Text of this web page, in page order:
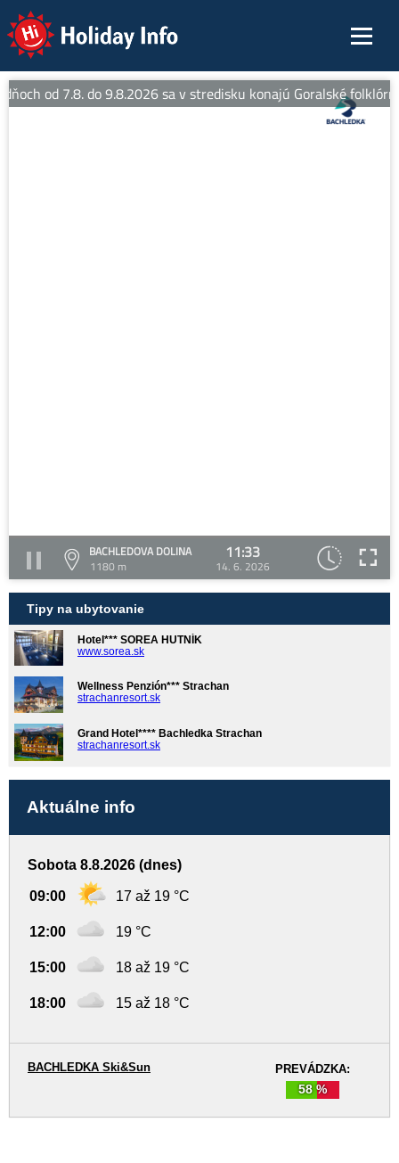
Holiday Info
od 7.8. do 9.8.2026 sa v stredisku konajú Goralské
BACHLEDOVA DOLINA
1180 m
11:33
14. 6. 2026
Tipy na ubytovanie
Hotel*** SOREA HUTNÍK
www.sorea.sk
Wellness Penzión*** Strachan
strachanresort.sk
Grand Hotel**** Bachledka Strachan
strachanresort.sk
Aktuálne info
Sobota 8.8.2026 (dnes)
09:00 17 až 19 °C
12:00 19 °C
15:00 18 až 19 °C
18:00 15 až 18 °C
PREVÁDZKA:
58 %
BACHLEDKA Ski&Sun